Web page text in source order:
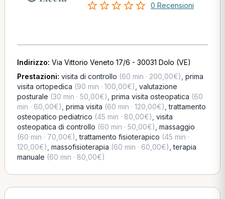
0 Recensioni
Indirizzo: Via Vittorio Veneto 17/6 - 30031 Dolo (VE)
Prestazioni: visita di controllo (60 min · 200,00€) prima
visita ortopedica (90 min · 100,00€) valutazione
posturale (30 min · 50,00€) prima visita osteopatica (60
min · 60,00€) prima visita (60 min · 120,00€) ,trattamento
osteopatico pediatrico (45 min · 80,00€) visita
osteopatica di controllo (60 min · 50,00€) massaggio
(60 min · 70,00€) ,trattamento fisioterapico (45 min ·
120,00€) massofisioterapia (60 min · 60,00€) ,terapia
manuale (60 min · 80,00€)